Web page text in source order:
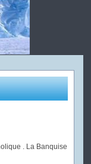
. La Banquise